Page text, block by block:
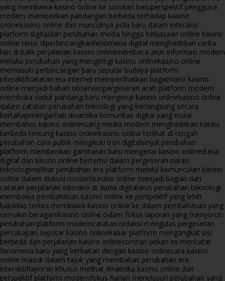
yang membawa kasino online ke sorotan baruperspektif pengguna
modern memberikan pandangan berbeda terhadap kasino
onlinekasino online dan munculnya pola baru dalam interaksi
platform digitaldari perubahan media hingga kebiasaan online kasino
online terus diperbincangkanfenomena digital menghadirkan cerita
lain di balik perjalanan kasino onlinemembaca arus informasi modern
melalui perubahan yang mengiringi kasino onlinekasino online
memasuki perbincangan baru seputar budaya platform
interaktifcatatan era internet memperlihatkan bagaimana kasino
online menjadi bahan observasipergeseran arah platform modern
membuka sudut pandang baru mengenai kasino onlinekasino online
dalam catatan perubahan teknologi yang berlangsung secara
bertahapmengamati dinamika komunitas digital yang mulai
membahas kasino onlineruang media modern menghadirkan narasi
berbeda tentang kasino onlinekasino online terlihat di tengah
perubahan cara publik mengikuti tren digitalsinyal perubahan
platform memberikan gambaran baru mengenai kasino onlinedunia
digital dan kasino online bertemu dalam pergeseran narasi
teknologimelihat perubahan era platform melalui kemunculan kasino
online dalam diskusi modernkasino online menjadi bagian dari
catatan perjalanan interaksi di dunia digitalarus perubahan teknologi
membawa pembahasan kasino online ke perspektif yang lebih
luaskilas terkini membawa kasino online ke dalam pembahasan yang
semakin beragamkasino online dalam fokus laporan yang menyoroti
perubahan platform moderncatatan redaksi mengulas pergeseran
percakapan seputar kasino onlinekabar platform mengangkat sisi
berbeda dari perjalanan kasino onlinesorotan pekan ini mencatat
fenomena baru yang berkaitan dengan kasino onlinecara kasino
online masuk dalam tajuk yang membahas perubahan era
interaktiflaporan khusus melihat dinamika kasino online dari
perspektif platform modernfokus harian menelusuri perubahan yang